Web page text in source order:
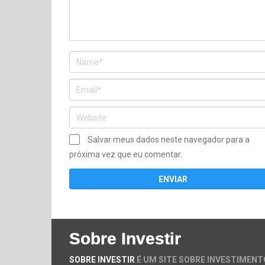
Salvar meus dados neste navegador para a
próxima vez que eu comentar.
Sobre Investir
SOBRE INVESTIR É UM SITE SOBRE